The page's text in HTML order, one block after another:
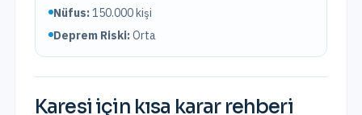
Nüfus:150.000kişi
Deprem Riski:Orta
Karesi için kısa karar rehberi